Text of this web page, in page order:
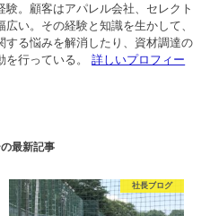
験。顧客はアパレル会社、セレクト
い。その経験と知識を生かして、
する悩みを解消したり、資材調達の
を行っている。詳しいプロフィー
最新記事
社長ブログ